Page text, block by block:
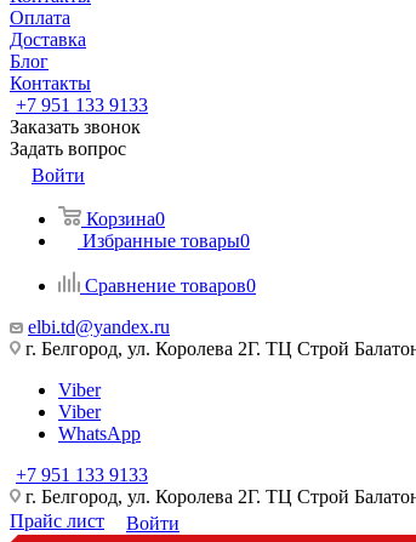
Оплата
Доставка
Блог
Контакты
+7 951 133 9133
Заказать звонок
Задать вопрос
Войти
Корзина0
Избранные товары0
Сравнение товаров0
elbi.td@yandex.ru
г. Белгород, ул. Королева 2Г. ТЦ Строй
Viber
Viber
WhatsApp
+7 951 133 9133
г. Белгород, ул. Королева 2Г. ТЦ Строй
Прайс лист
Войти